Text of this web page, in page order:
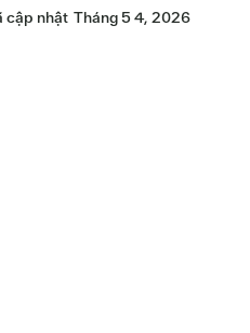
cập nhật Tháng 5 4, 2026